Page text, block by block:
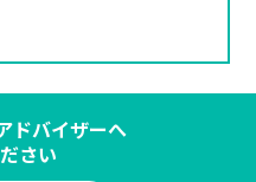
ドバイザーへ
さい